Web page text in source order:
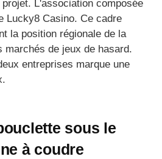
L'association composée
Lucky8 Casino. Ce cadre
la position régionale de la
marchés de jeux de hasard.
entreprises marque une
sous le
à coudre